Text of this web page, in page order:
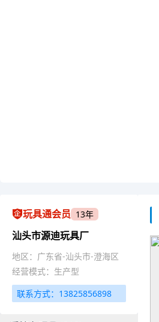
玩具通会员 13年
汕头市源迪玩具厂
地区：广东省-汕头市-澄海区
经营模式：生产型
联系方式：13825856898